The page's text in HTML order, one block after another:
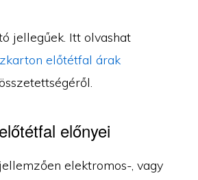
jellegűek. Itt olvashat
előtétfal árak
előnyei
elektromos-, vagy